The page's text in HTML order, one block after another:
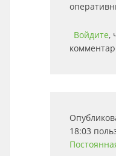
Войдите,
18:03